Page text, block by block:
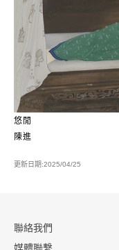
悠閒
陳進
更新日期:2025/04/25
聯絡我們